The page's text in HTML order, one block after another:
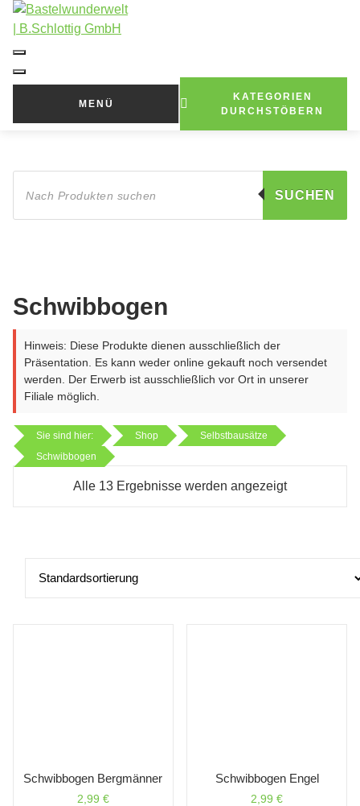
Zum
Inhalt
springen
MENÜ
KATEGORIEN
DURCHSTÖBERN
Products
search
SUCHEN
Schwibbogen
Hinweis: Diese Produkte dienen ausschließlich der
Präsentation. Es kann weder online gekauft noch versendet
werden. Der Erwerb ist ausschließlich vor Ort in unserer
Filiale möglich.
Alle 13 Ergebnisse werden angezeigt
Sie sind hier: Shop
Selbstbausätze
Schwibbogen
Schwibbogen Bergmänner
2,99 €
Schwibbogen Engel
2,99€